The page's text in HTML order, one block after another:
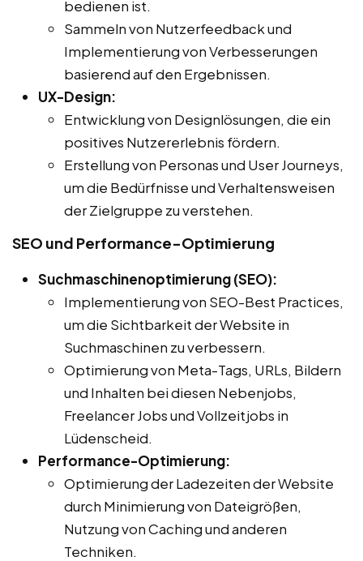
bedienen ist.
Sammeln von Nutzerfeedback und
Implementierung von Verbesserungen
basierend auf den Ergebnissen.
UX-Design:
Entwicklung von Designlösungen, die ein
positives Nutzererlebnis fördern.
Erstellung von Personas und User Journeys,
um die Bedürfnisse und Verhaltensweisen
der Zielgruppe zu verstehen.
SEO und Performance-Optimierung
Suchmaschinenoptimierung (SEO):
Implementierung von SEO-Best Practices,
um die Sichtbarkeit der Website in
Suchmaschinen zu verbessern.
Optimierung von Meta-Tags, URLs, Bildern
und Inhalten bei diesen Nebenjobs,
Freelancer Jobs und Vollzeitjobs in
Lüdenscheid.
Performance-Optimierung:
Optimierung der Ladezeiten der Website
durch Minimierung von Dateigrößen,
Nutzung von Caching und anderen
Techniken.